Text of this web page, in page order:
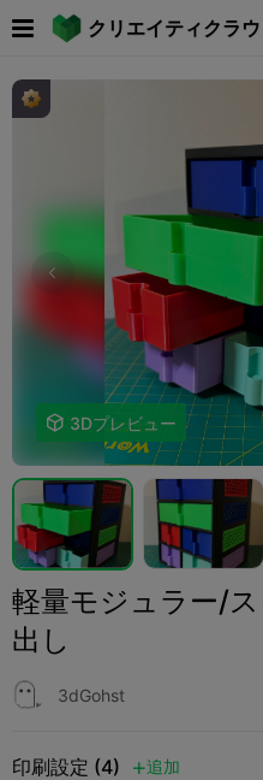
クリエイティクラ
 3Dプレビュー
軽量モジュラー/
出し
3dGohst
印刷設定 (4) 追加